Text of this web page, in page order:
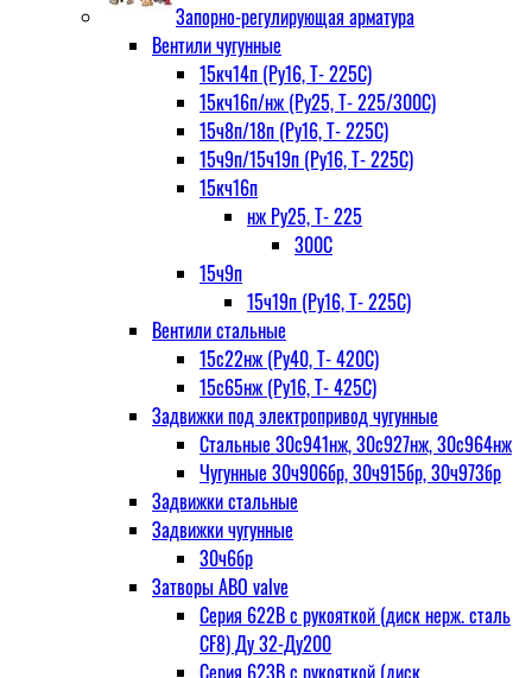
Запорно-регулирующая арматура
Вентили чугунные
15кч14п (Ру16, Т- 225С)
15кч16п/нж (Ру25, Т- 225/300С)
15ч8п/18п (Ру16, Т- 225С)
15ч9п/15ч19п (Ру16, Т- 225С)
15кч16п
нж Ру25, Т- 225
300С
15ч9п
15ч19п (Ру16, Т- 225С)
Вентили стальные
15с22нж (Ру40, Т- 420С)
15с65нж (Ру16, Т- 425С)
Задвижки под электропривод чугунные
Стальные 30с941нж, 30с927нж, 30с964нж
Чугунные 30ч906бр, 30ч915бр, 30ч973бр
Задвижки стальные
Задвижки чугунные
30ч6бр
Затворы ABO valve
Серия 622В с рукояткой (диск нерж. сталь
CF8) Ду 32-Ду200
Серия 623В с рукояткой (диск